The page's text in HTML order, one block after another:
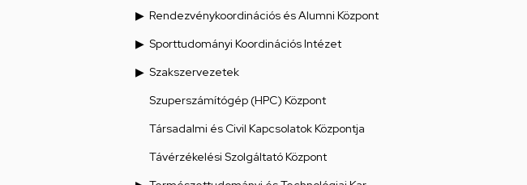
Rendezvénykoordinációs és Alumni Központ
Sporttudományi Koordinációs Intézet
Szakszervezetek
Szuperszámítógép (HPC) Központ
Társadalmi és Civil Kapcsolatok Központja
Távérzékelési Szolgáltató Központ